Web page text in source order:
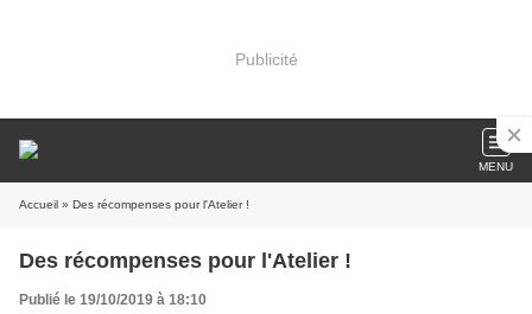
Publicité
MENU
Accueil » Des récompenses pour l'Atelier !
Des récompenses pour l'Atelier !
Publié le 19/10/2019 à 18:10